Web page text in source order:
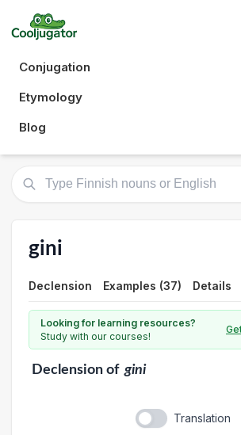
Conjugation
Etymology
Blog
gini
Declension Examples (37) Details
Looking for learning resources?
Study with our courses!
Declensionof gini
Translation